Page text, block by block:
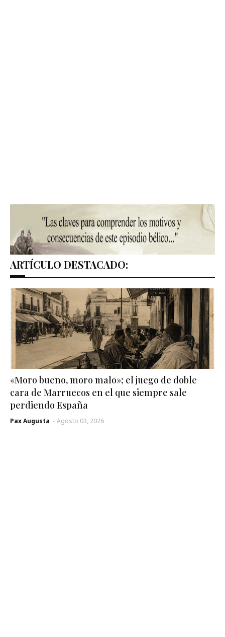
ARTÍCULO DESTACADO:
«Moro bueno, moro malo»; el juego de doble
cara de Marruecos en el que siempre sale
perdiendo España
Pax Augusta - Agosto 03, 2026